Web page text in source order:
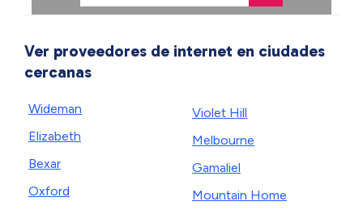
Ver proveedores de internet en ciudades
cercanas
Wideman
Elizabeth
Bexar
Oxford
Violet Hill
Melbourne
Gamaliel
Mountain Home